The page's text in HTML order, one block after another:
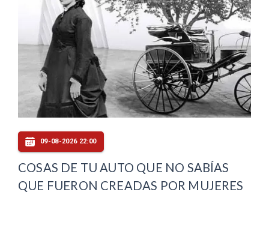
09-08-2026 22:00
COSAS DE TU AUTO QUE NO SABÍAS
QUE FUERON CREADAS POR MUJERES